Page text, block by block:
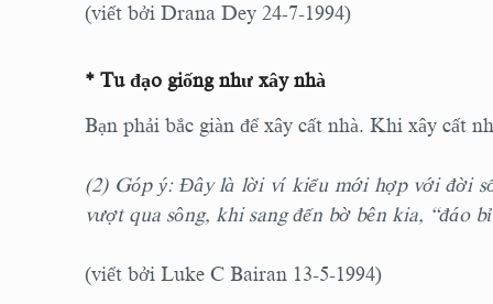
(viết bởi Drana Dey 24-7-1994)
* Tu đạo giống như xây nhà
Bạn phải bắc giàn để xây cất nhà. Khi xây cất
(2) Góp ý: Đây là lời ví kiểu mới hợp với đời
vượt qua sông, khi sang đến bờ bên kia, “đáo
(viết bởi Luke C Bairan 13-5-1994)